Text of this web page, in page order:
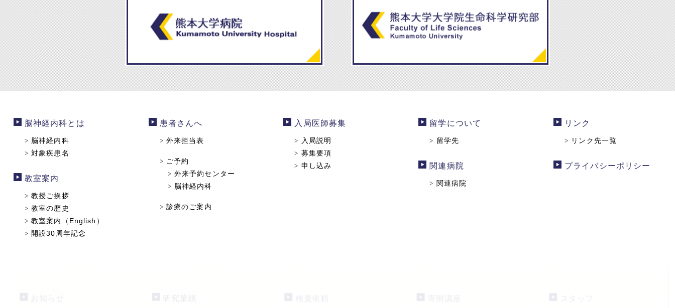
脳神経内科とは
> 脳神経内科
> 対象疾患名
教室案内
> 教授ご挨拶
> 教室の歴史
> 教室案内（English）
> 開設30周年記念
患者さんへ
> 外来担当表
> ご予約
> 外来予約センター
> 脳神経内科
> 診療のご案内
入局医師募集
> 入局説明
> 募集要項
> 申し込み
留学について
> 留学先
関連病院
> 関連病院
リンク
> リンク先一覧
プライバシーポリシー